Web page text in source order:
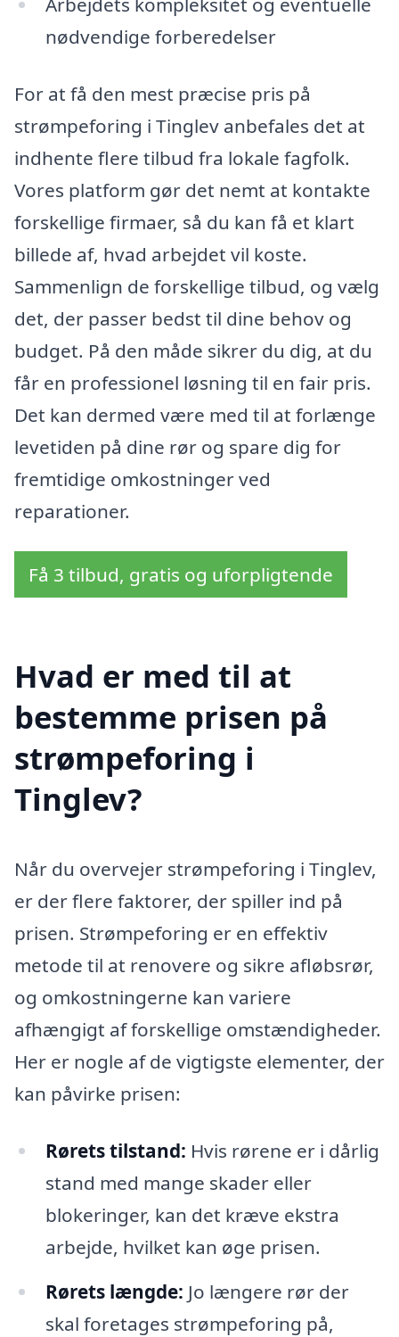
nødvendige forberedelser
For at få den mest præcise pris på
strømpeforing i Tinglev anbefales det at
indhente flere tilbud fra lokale fagfolk.
Vores platform gør det nemt at kontakte
forskellige firmaer, så du kan få et klart
billede af, hvad arbejdet vil koste.
Sammenlign de forskellige tilbud, og vælg
det, der passer bedst til dine behov og
budget. På den måde sikrer du dig, at du
får en professionel løsning til en fair pris.
Det kan dermed være med til at forlænge
levetiden på dine rør og spare dig for
fremtidige omkostninger ved
reparationer.
Få 3 tilbud, gratis og uforpligtende
Hvad er med til at
bestemme prisen på
strømpeforing i
Tinglev?
Når du overvejer strømpeforing i Tinglev,
er der flere faktorer, der spiller ind på
prisen. Strømpeforing er en effektiv
metode til at renovere og sikre afløbsrør,
og omkostningerne kan variere
afhængigt af forskellige omstændigheder.
Her er nogle af de vigtigste elementer, der
kan påvirke prisen:
Rørets tilstand: Hvis rørene er i dårlig
stand med mange skader eller
blokeringer, kan det kræve ekstra
arbejde, hvilket kan øge prisen.
Rørets længde: Jo længere rør der
skal foretages strømpeforing på,